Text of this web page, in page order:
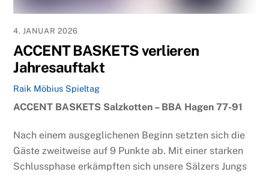
4. JANUAR 2026
ACCENT BASKETS verlieren
Jahresauftakt
Raik Möbius Spieltag
ACCENT BASKETS Salzkotten – BBA Hagen 77-91
Nach einem ausgeglichenen Beginn setzten sich die
Gäste zweitweise auf 9 Punkte ab. Mit einer starken
Schlussphase erkämpften sich unsere Sälzers Jungs